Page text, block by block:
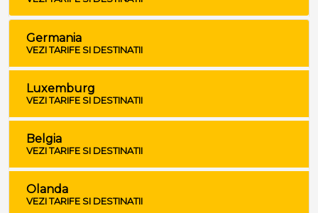
Germania
VEZI TARIFE SI DESTINATII
Luxemburg
VEZI TARIFE SI DESTINATII
Belgia
VEZI TARIFE SI DESTINATII
Olanda
VEZI TARIFE SI DESTINATII